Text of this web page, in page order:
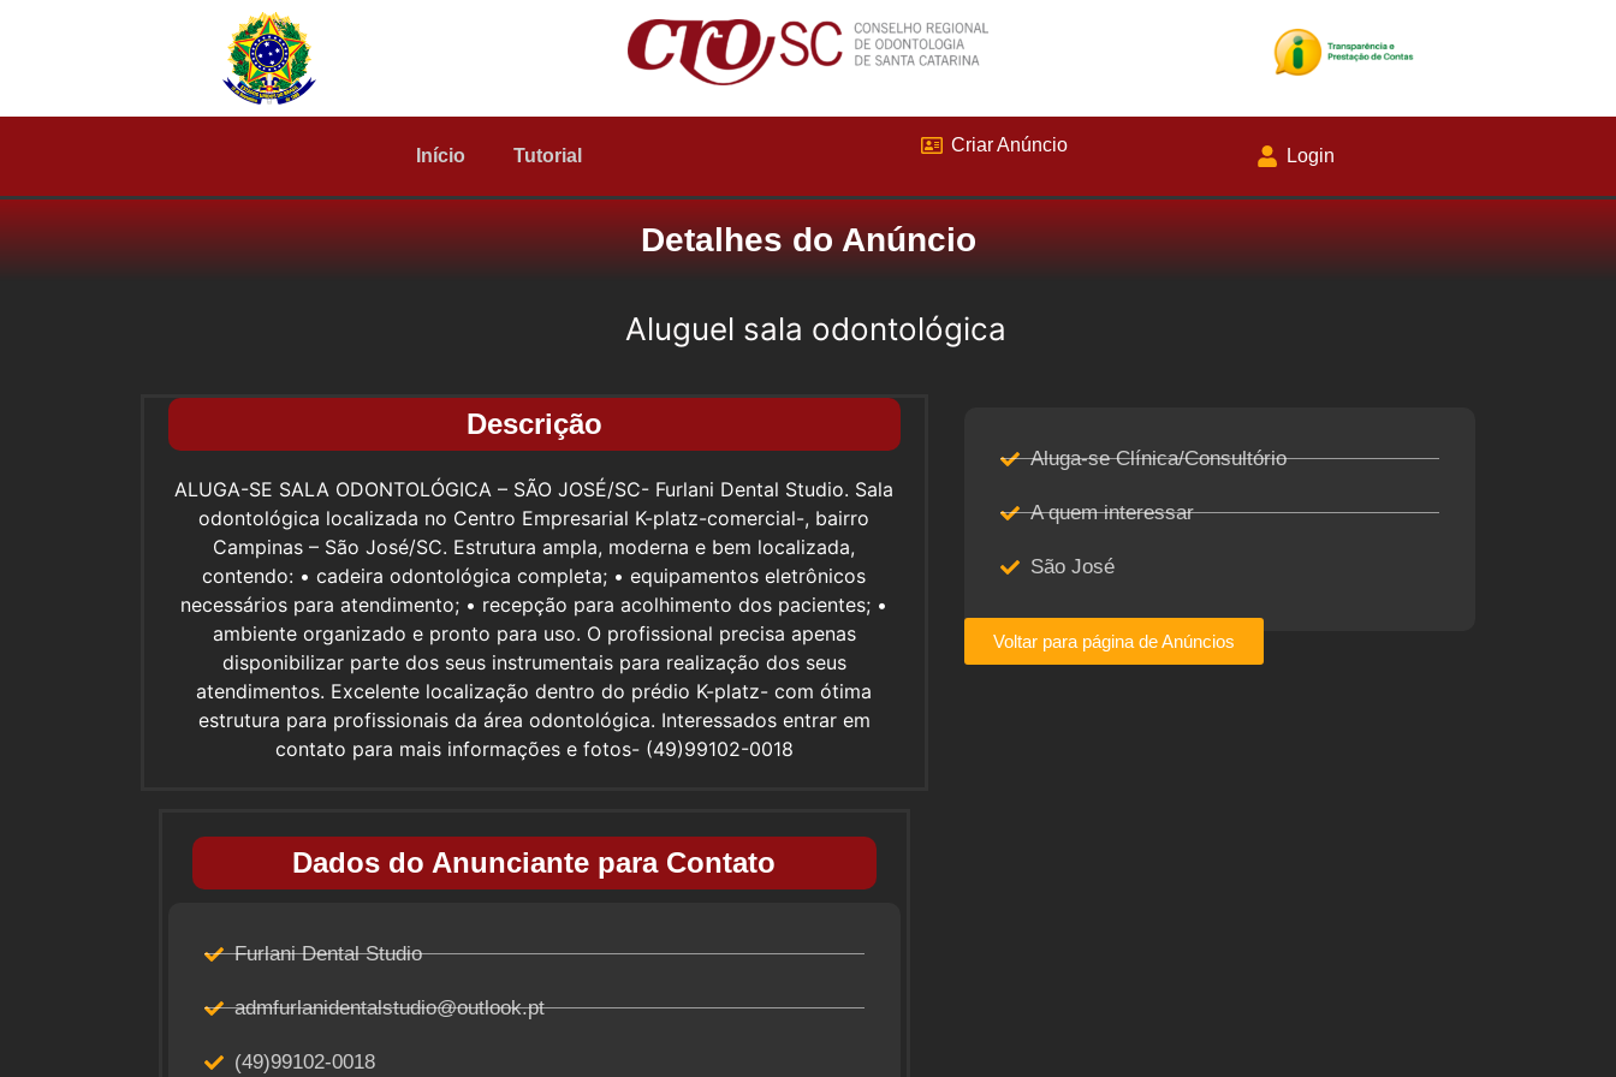
Início Tutorial
Criar Anúncio
Login
Detalhes do Anúncio
Aluguel sala odontológica
Descrição
ALUGA-SE SALA ODONTOLÓGICA – SÃO JOSÉ/SC- Furlani Dental Studio. Sala
odontológica localizada no Centro Empresarial K-platz-comercial-, bairro
Campinas – São José/SC. Estrutura ampla, moderna e bem localizada,
contendo: • cadeira odontológica completa; • equipamentos eletrônicos
necessários para atendimento; • recepção para acolhimento dos pacientes; •
ambiente organizado e pronto para uso. O profissional precisa apenas
disponibilizar parte dos seus instrumentais para realização dos seus
atendimentos. Excelente localização dentro do prédio K-platz- com ótima
estrutura para profissionais da área odontológica. Interessados entrar em
contato para mais informações e fotos- (49)99102-0018
Dados do Anunciante para Contato
Furlani Dental Studio
admfurlanidentalstudio@outlook.pt
(49)99102-0018
Aluga-se Clínica/Consultório
A quem interessar
São José
Voltar para página de Anúncios